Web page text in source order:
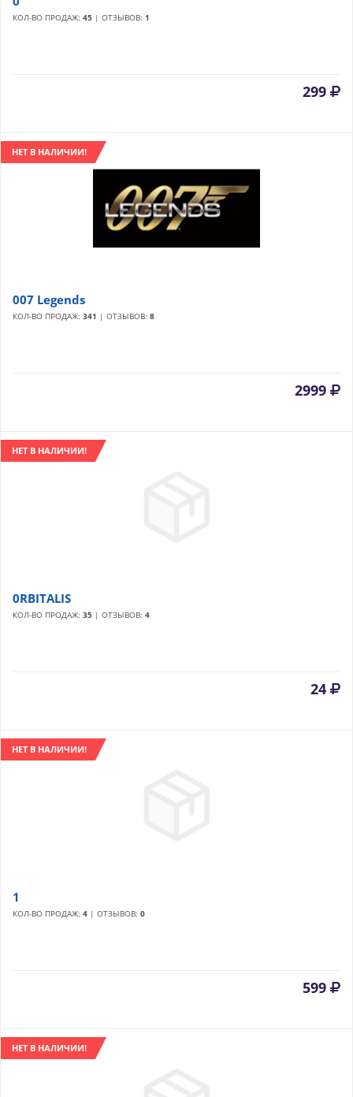
КОЛ-ВО ПРОДАЖ: 45 | ОТЗЫВОВ: 1
299
НЕТ В НАЛИЧИИ!
007 Legends
КОЛ-ВО ПРОДАЖ: 341 | ОТЗЫВОВ: 8
2999
НЕТ В НАЛИЧИИ!
0RBITALIS
КОЛ-ВО ПРОДАЖ: 35 | ОТЗЫВОВ: 4
24
НЕТ В НАЛИЧИИ!
1
КОЛ-ВО ПРОДАЖ: 4 | ОТЗЫВОВ: 0
599
НЕТ В НАЛИЧИИ!